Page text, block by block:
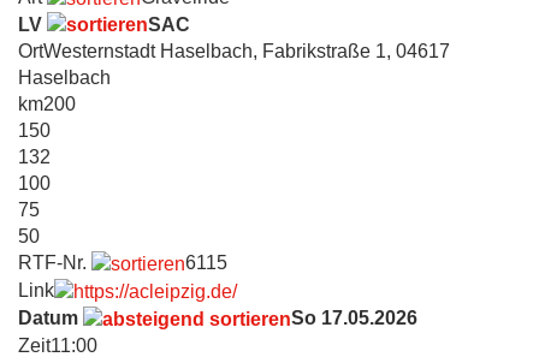
LV
SAC
OrtWesternstadt Haselbach, Fabrikstraße 1, 04617
Haselbach
km200
150
132
100
75
50
RTF-Nr.
6115
Link
Datum
So 17.05.2026
Zeit11:00